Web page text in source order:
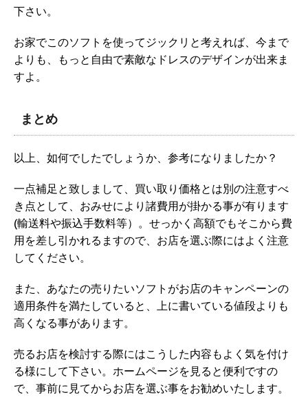
下さい。
お家でこのソフトを使ってジックリと考えれば、今まで
よりも、もっと自由で素敵なドレスのデザインが出来ま
すよ。
まとめ
以上、如何でしたでしょうか、参考になりましたか？
一点補足と致しまして、買い取り価格とは別の注意すべ
き点として、おみせにより諸費用が掛かる事が有ります
(輸送料や振込手数料等）。せっかく高額でもそこから費
用を差し引かれるますので、お店を選ぶ際にはよく注意
してください。
また、あなたの売りたいソフトがお店のキャンペーンの
適用条件を満たしていると、上に書いている値段よりも
高くなる事があります。
売るお店を検討する際にはこうした内容もよく気を付け
る様にして下さい。ホームページを見ると便利ですの
で、事前に見てからお店を選ぶ事をお勧めいたします。